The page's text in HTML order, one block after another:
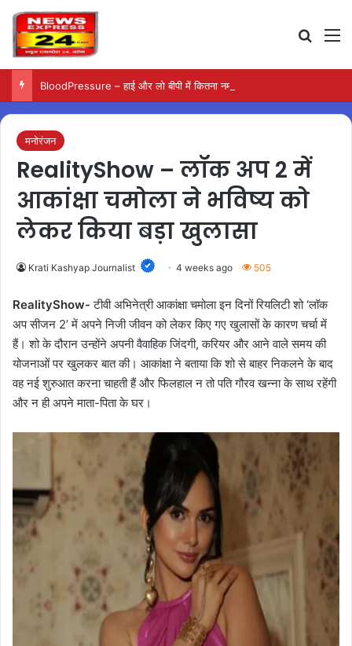
मनोरंजन
RealityShow – लॉक अप 2 में
आकांक्षा चमोला ने भविष्य को
लेकर किया बड़ा खुलासा
Krati Kashyap Journalist 4 weeks ago 505
RealityShow- टीवी अभिनेत्री आकांक्षा चमोला इन दिनों रियलिटी शो ‘लॉक
अप सीजन 2’ में अपने निजी जीवन को लेकर किए गए खुलासों के कारण चर्चा में
हैं। शो के दौरान उन्होंने अपनी वैवाहिक जिंदगी, करियर और आने वाले समय की
योजनाओं पर खुलकर बात की। आकांक्षा ने बताया कि शो से बाहर निकलने के बाद
वह नई शुरुआत करना चाहती हैं और फिलहाल न तो पति गौरव खन्ना के साथ रहेंगी
और न ही अपने माता-पिता के घर।